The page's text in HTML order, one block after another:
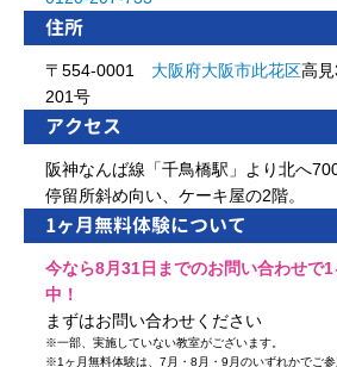
住所
〒554-0001 大阪府大阪市此花区高
201号
アクセス
阪神なんば線「千鳥橋駅」より北へ
停留所斜め向い、ケーキ屋の2階。
1ヶ月無料体験について
今なら8月31日までのお問い合わせで
中！
まずはお問い合わせください
※一部、実施していない教室がございます。
※1ヶ月無料体験は、7月・8月・9月のいずれかでご参